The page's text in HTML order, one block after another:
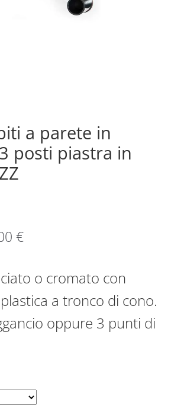
a parete in
posti piastra in
€
o cromato con
a tronco di cono.
oppure 3 punti di